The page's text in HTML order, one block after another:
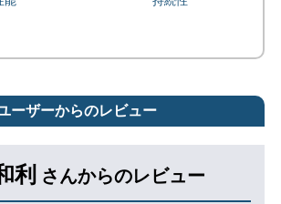
ーザーからのレビュー
利 さんからのレビュー